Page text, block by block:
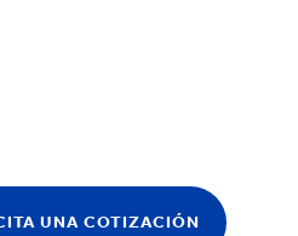
UNA COTIZACIÓN